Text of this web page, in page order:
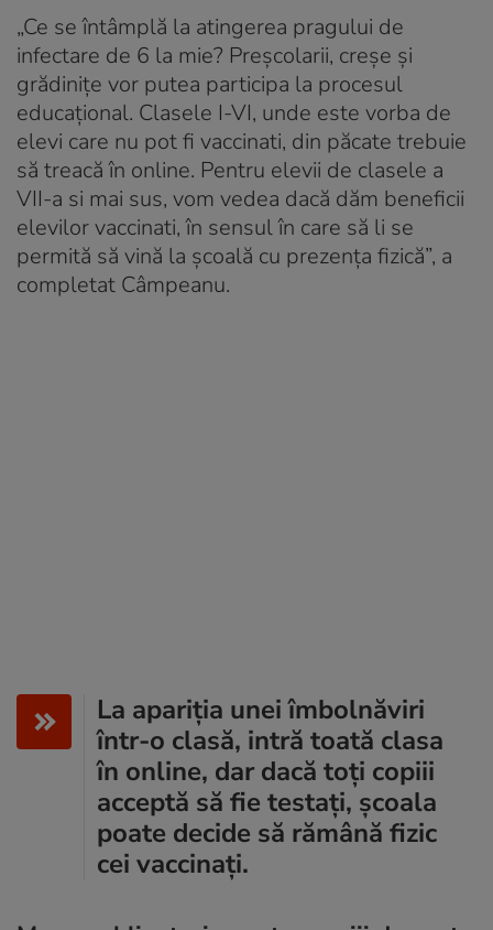
„Ce se întâmplă la atingerea pragului de
infectare de 6 la mie? Preșcolarii, creșe și
grădinițe vor putea participa la procesul
educațional. Clasele I-VI, unde este vorba de
elevi care nu pot fi vaccinati, din păcate trebuie
să treacă în online. Pentru elevii de clasele a
VII-a si mai sus, vom vedea dacă dăm beneficii
elevilor vaccinati, în sensul în care să li se
permită să vină la școală cu prezența fizică”, a
completat Câmpeanu.
La apariția unei îmbolnăviri
într-o clasă, intră toată clasa
în online, dar dacă toți copiii
acceptă să fie testați, școala
poate decide să rămână fizic
cei vaccinați.